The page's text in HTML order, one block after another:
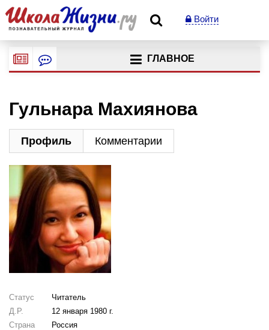
Войти
ГЛАВНОЕ
Гульнара Махиянова
Профиль Комментарии
Статус
Читатель
Д.Р.
12 января 1980 г.
Страна
Россия